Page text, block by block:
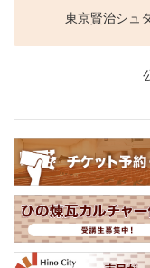
東京賢治シュ